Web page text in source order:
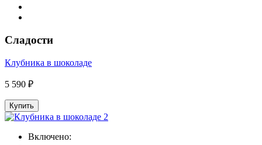
Сладости
Клубника в шоколаде
5 590 ₽
Купить
Включено: